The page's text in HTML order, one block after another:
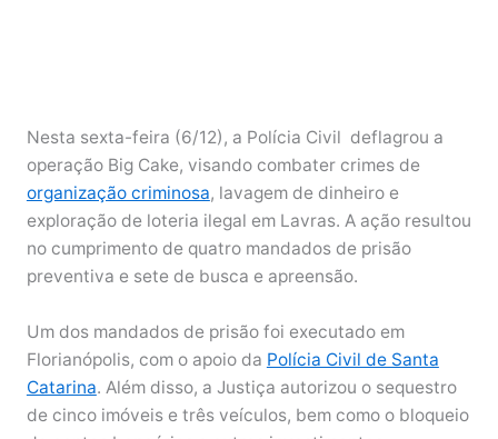
Nesta sexta-feira (6/12), a Polícia Civil deflagrou a
operação Big Cake, visando combater crimes de
organização criminosa, lavagem de dinheiro e
exploração de loteria ilegal em Lavras. A ação resultou
no cumprimento de quatro mandados de prisão
preventiva e sete de busca e apreensão.
Um dos mandados de prisão foi executado em
Florianópolis, com o apoio da Polícia Civil de Santa
Catarina. Além disso, a Justiça autorizou o sequestro
de cinco imóveis e três veículos, bem como o bloqueio